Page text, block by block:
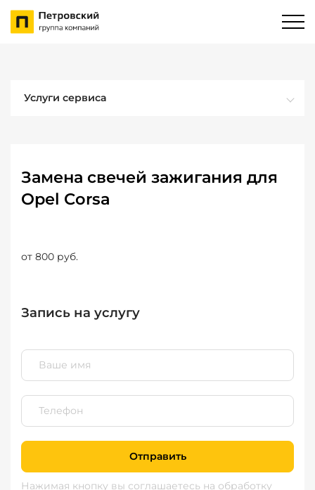
Услуги сервиса
Замена свечей зажигания для
Opel Corsa
от 800 руб.
Запись на услугу
Отправить
Нажимая кнопку вы соглашаетесь на обработку